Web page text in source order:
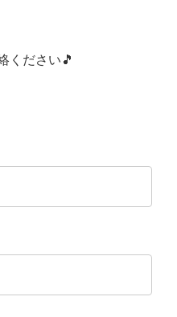
ください🎵